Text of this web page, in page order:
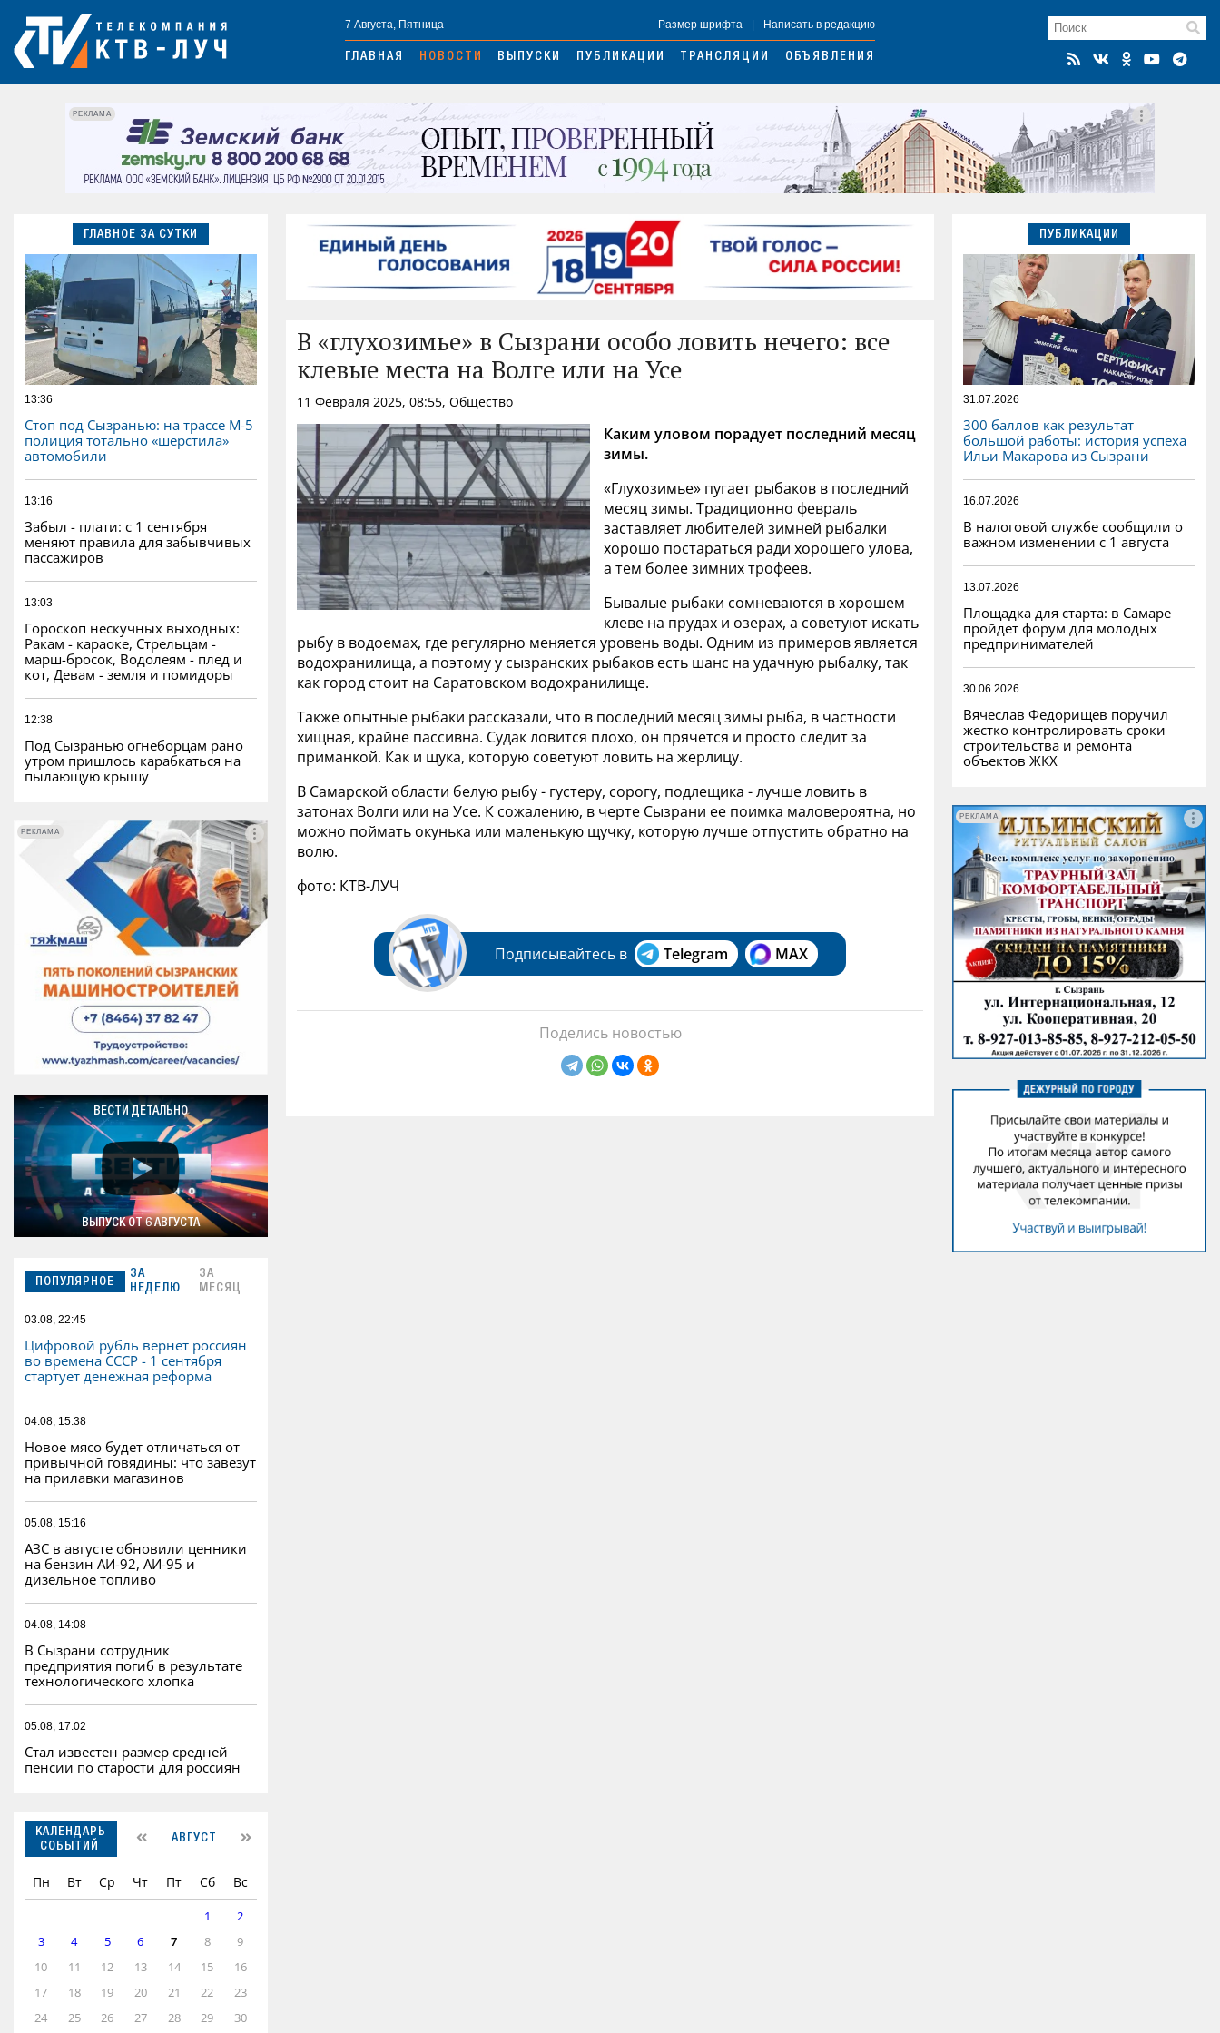
7 Августа, Пятница Размер шрифта Написать в редакцию
ГЛАВНАЯ НОВОСТИ ВЫПУСКИ ПУБЛИКАЦИИ ТРАНСЛЯЦИИ ОБЪЯВЛЕНИЯ
РЕКЛАМА
ГЛАВНОЕ ЗА СУТКИ
13:36
Стоп под Сызранью: на трассе М-5
полиция тотально «шерстила»
автомобили
13:16
Забыл - плати: с 1 сентября
меняют правила для забывчивых
пассажиров
13:03
Гороскоп нескучных выходных:
Ракам - караоке, Стрельцам -
марш-бросок, Водолеям - плед и
кот, Девам - земля и помидоры
12:38
Под Сызранью огнеборцам рано
утром пришлось карабкаться на
пылающую крышу
РЕКЛАМА
РЕКЛАМА
ВЕСТИ ДЕТАЛЬНО
ВЫПУСК ОТ 6 АВГУСТА
ПОПУЛЯРНОЕ
ЗА
НЕДЕЛЮ
ЗА
МЕСЯЦ
03.08, 22:45
Цифровой рубль вернет россиян
во времена СССР - 1 сентября
стартует денежная реформа
04.08, 15:38
Новое мясо будет отличаться от
привычной говядины: что завезут
на прилавки магазинов
05.08, 15:16
АЗС в августе обновили ценники
на бензин АИ-92, АИ-95 и
дизельное топливо
04.08, 14:08
В Сызрани сотрудник
предприятия погиб в результате
технологического хлопка
05.08, 17:02
Стал известен размер средней
пенсии по старости для россиян
КАЛЕНДАРЬ
СОБЫТИЙ
АВГУСТ
Пн Вт Ср Чт Пт Сб Вс
1
2
3
4 5 6 7 8
9
10
11 12 13 14 15
16
17
18 19 20 21 22
23
24
25 26 27 28 29 30
В «глухозимье» в Сызрани особо ловить нечего: все
клевые места на Волге или на Усе
11 Февраля 2025, 08:55, Общество
Каким уловом порадует последний месяц
зимы.
«Глухозимье» пугает рыбаков в последний
месяц зимы. Традиционно февраль
заставляет любителей зимней рыбалки
хорошо постараться ради хорошего улова,
а тем более зимних трофеев.
Бывалые рыбаки сомневаются в хорошем
клеве на прудах и озерах, а советуют искать
рыбу в водоемах, где регулярно меняется уровень воды. Одним из примеров является
водохранилища, а поэтому у сызранских рыбаков есть шанс на удачную рыбалку, так
как город стоит на Саратовском водохранилище.
Также опытные рыбаки рассказали, что в последний месяц зимы рыба, в частности
хищная, крайне пассивна. Судак ловится плохо, он прячется и просто следит за
приманкой. Как и щука, которую советуют ловить на жерлицу.
В Самарской области белую рыбу - густеру, сорогу, подлещика - лучше ловить в
затонах Волги или на Усе. К сожалению, в черте Сызрани ее поимка маловероятна, но
можно поймать окунька или маленькую щучку, которую лучше отпустить обратно на
волю.
фото: КТВ-ЛУЧ
Подписывайтесь в Telegram MAX
Поделись новостью
ПУБЛИКАЦИИ
31.07.2026
300 баллов как результат
большой работы: история успеха
Ильи Макарова из Сызрани
16.07.2026
В налоговой службе сообщили о
важном изменении с 1 августа
13.07.2026
Площадка для старта: в Самаре
пройдет форум для молодых
предпринимателей
30.06.2026
Вячеслав Федорищев поручил
жестко контролировать сроки
строительства и ремонта
объектов ЖКХ
РЕКЛАМА